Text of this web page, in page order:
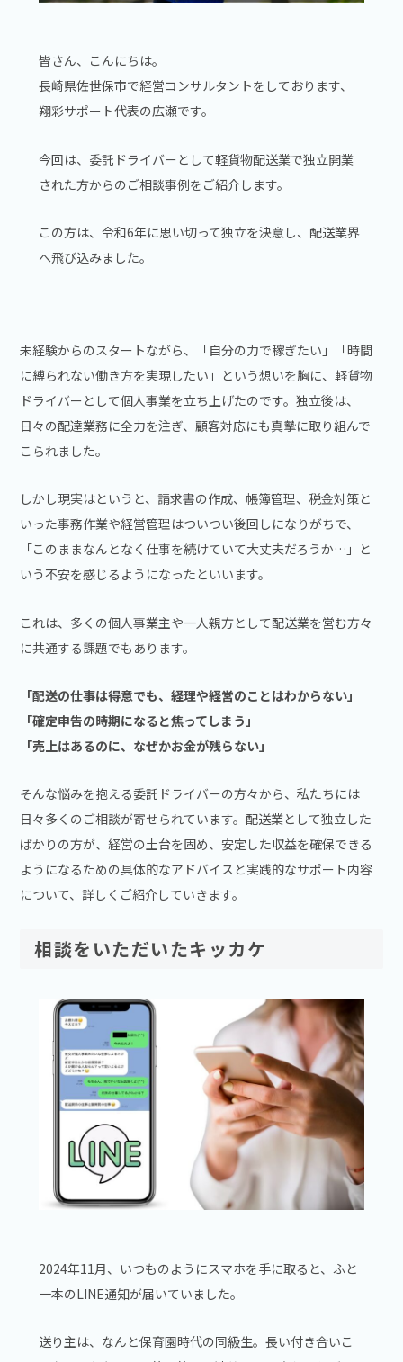
皆さん、こんにちは。
長崎県佐世保市で経営コンサルタントをしております、
翔彩サポート代表の広瀬です。
今回は、委託ドライバーとして軽貨物配送業で独立開業
された方からのご相談事例をご紹介します。
この方は、令和6年に思い切って独立を決意し、配送業界
へ飛び込みました。
未経験からのスタートながら、「自分の力で稼ぎたい」「時間
に縛られない働き方を実現したい」という想いを胸に、軽貨物
ドライバーとして個人事業を立ち上げたのです。独立後は、
日々の配達業務に全力を注ぎ、顧客対応にも真摯に取り組んで
こられました。
しかし現実はというと、請求書の作成、帳簿管理、税金対策と
いった事務作業や経営管理はついつい後回しになりがちで、
「このままなんとなく仕事を続けていて大丈夫だろうか…」と
いう不安を感じるようになったといいます。
これは、多くの個人事業主や一人親方として配送業を営む方々
に共通する課題でもあります。
「配送の仕事は得意でも、経理や経営のことはわからない」
「確定申告の時期になると焦ってしまう」
「売上はあるのに、なぜかお金が残らない」
そんな悩みを抱える委託ドライバーの方々から、私たちには
日々多くのご相談が寄せられています。配送業として独立した
ばかりの方が、経営の土台を固め、安定した収益を確保できる
ようになるための具体的なアドバイスと実践的なサポート内容
について、詳しくご紹介していきます。
相談をいただいたキッカケ
2024年11月、いつものようにスマホを手に取ると、ふと
一本のLINE通知が届いていました。
送り主は、なんと保育園時代の同級生。長い付き合いこ